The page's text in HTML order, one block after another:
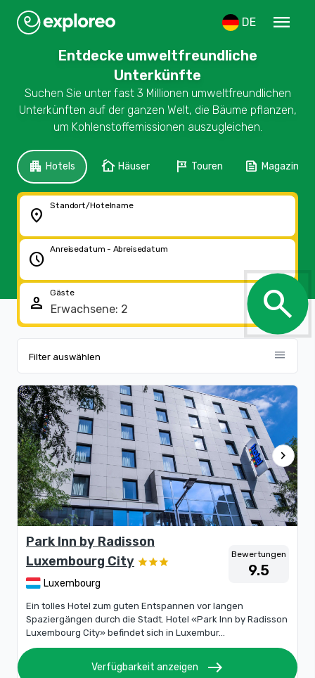
DE menu
Entdecke umweltfreundliche
Unterkünfte
Suchen Sie unter fast 3 Millionen umweltfreundlichen
Unterkünften auf der ganzen Welt, die Bäume pflanzen,
um Kohlenstoffemissionen auszugleichen.
apartment Hotels cottage Häuser tour Touren feed Magazin
location_on
Standort/Hotelname
schedule
Anreisedatum - Abreisedatum
person
Gäste search
Filter auswählen menu
chevron_right
Park Inn by Radisson
Luxembourg City
Luxembourg
Bewertungen
9.5
Ein tolles Hotel zum guten Entspannen vor langen
Spaziergängen durch die Stadt. Hotel «Park Inn by Radisson
Luxembourg City» befindet sich in Luxembur...
Verfügbarkeit anzeigen east